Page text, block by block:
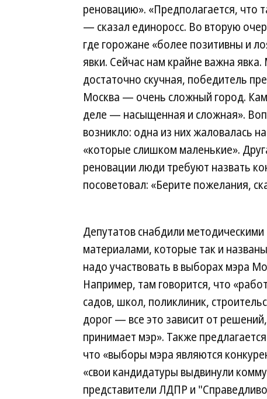
реновацию». «Предполагается, что
— сказал единоросс. Во вторую
где горожане «более позитивны и
явки. Сейчас нам крайне важна
достаточно скучная, победитель
Москва — очень сложный город.
деле — насыщенная и сложная».
возникло: одна из них жаловалась
«которые слишком маленькие».
реновации люди требуют назвать
посоветовал: «Берите пожелания,
Депутатов снабдили методическими
материалами, которые так и
надо участвовать в выборах мэра
Например, там говорится, что
садов, школ, поликлиник,
дорог — все это зависит от
принимает мэр». Также
что «выборы мэра являются
«свои кандидатуры выдвинули
представители ЛДПР и